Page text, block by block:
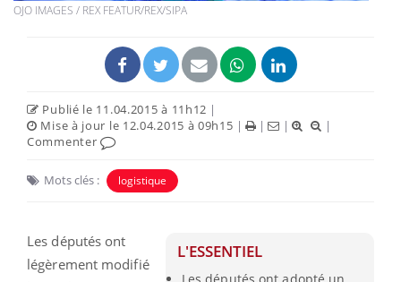
OJO IMAGES / REX FEATUR/REX/SIPA
Publié le 11.04.2015 à 11h12 |
Mise à jour le 12.04.2015 à 09h15 | | |
|
Commenter
Mots clés : logistique
L'ESSENTIEL
Les députés ont
légèrement modifié